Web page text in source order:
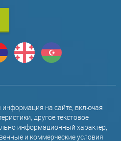
на сайте, включая
другое текстовое
информационный характер,
и коммерческие условия